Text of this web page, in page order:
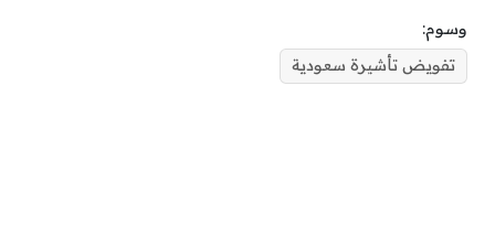
وسوم:
تفويض تأشيرة سعودية